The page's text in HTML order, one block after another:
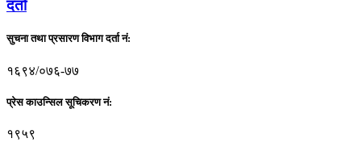
दर्ता
सुचना तथा प्रसारण विभाग दर्ता नं:
१६९४/०७६-७७
प्रेस काउन्सिल सूचिकरण नं:
१९५९